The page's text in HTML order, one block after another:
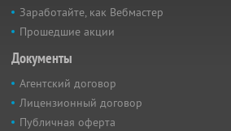
Заработайте, как Вебмастер
Прошедшие акции
Документы
Агентский договор
Лицензионный договор
Публичная оферта